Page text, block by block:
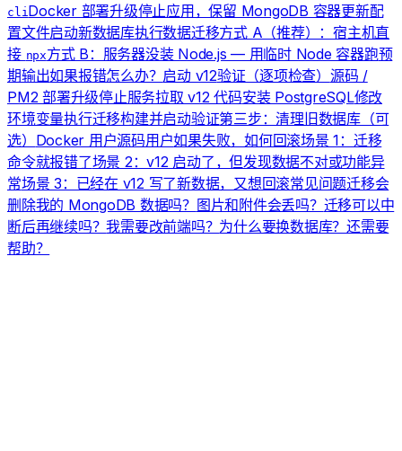
cli Docker 部署升级停止应用，保留 MongoDB 容器更新配
置文件启动新数据库执行数据迁移方式 A（推荐）：宿主机直
接 npx方式 B：服务器没装 Node.js — 用临时 Node 容器跑预
期输出如果报错怎么办？ 启动 v12验证（逐项检查） 源码 /
PM2 部署升级停止服务拉取 v12 代码安装 PostgreSQL修改
环境变量执行迁移构建并启动验证第三步：清理旧数据库（可
选） Docker 用户源码用户如果失败，如何回滚场景 1：迁移
命令就报错了场景 2：v12 启动了，但发现数据不对或功能异
常场景 3：已经在 v12 写了新数据，又想回滚常见问题迁移会
删除我的 MongoDB 数据吗？ 图片和附件会丢吗？ 迁移可以中
断后再继续吗？我需要改前端吗？ 为什么要换数据库？ 还需要
帮助？